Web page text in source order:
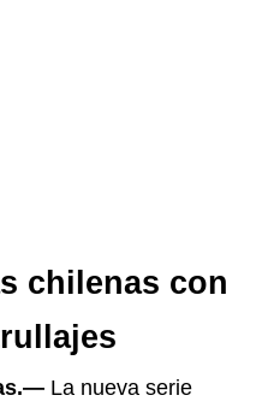
chilenas con
La nueva serie